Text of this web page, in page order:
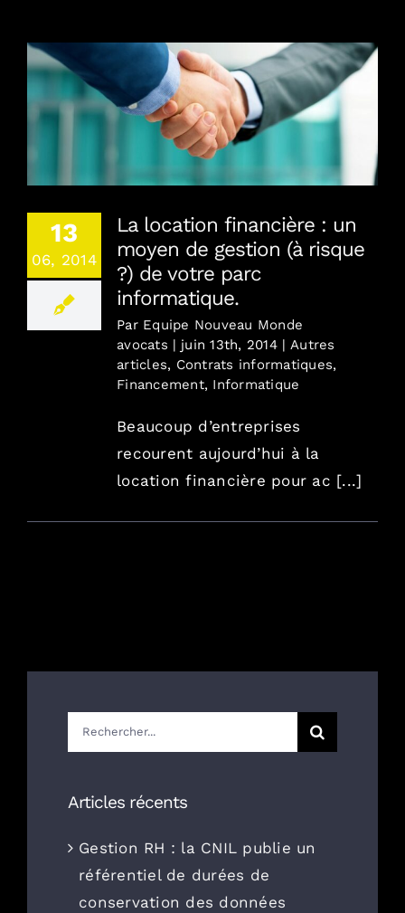
Combien / En toute transparence
Où / France, Europe, Monde
Blog
English version
Mentions Légales
La location financière : un moyen de gestion (à
risque ?) de votre parc informatique.
13
06, 2014
La location financière : un
moyen de gestion (à risque
?) de votre parc
informatique.
Par Equipe Nouveau Monde
avocats | juin 13th, 2014 | Autres
articles, Contrats informatiques,
Financement, Informatique
Beaucoup d’entreprises
recourent aujourd’hui à la
location financière pour ac [...]
Rechercher:
Articles récents
Gestion RH : la CNIL publie un
référentiel de durées de
conservation des données